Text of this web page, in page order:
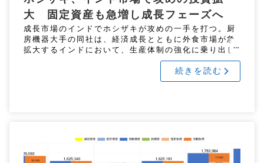
大 固定資産も急増し成長フェーズへ
成長市場のインドでホシザキが攻めの一手を打つ。厨
房機器大手の同社は、経済成長とともに外食市場が急
拡大するインドにおいて、生産体制の強化に乗り出し
た。 インド市場での積極投資とグローバル展開 2026
続きを読む